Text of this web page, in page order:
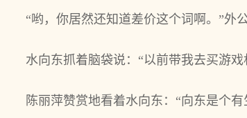
“哟，你居然还知道差价这个词啊。”外公
水向东抓着脑袋说：“以前带我去买游
陈丽萍赞赏地看着水向东：“向东是个